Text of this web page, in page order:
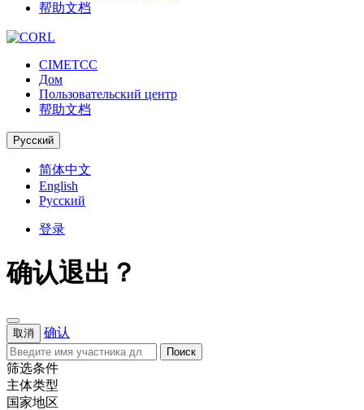
帮助文档
CIMETCC
Дом
Пользовательский центр
帮助文档
Русский
简体中文
English
Русский
登录
确认退出？
取消 确认
Поиск
筛选条件
主体类型
国家地区